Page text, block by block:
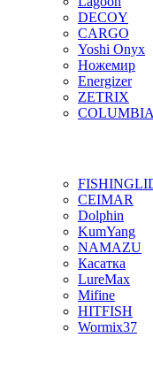
DECOY
CARGO
Yoshi Onyx
Ножемир
Energizer
ZETRIX
COLUMBIA
CEIMAR
Dolphin
KumYang
NAMAZU
Касатка
LureMax
Mifine
HITFISH
Wormix37